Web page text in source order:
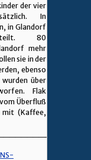
der vier
In
in Glandorf
80
mehr
sie in der
ebenso
über
Flak
Überfluß
mit (Kaffee,